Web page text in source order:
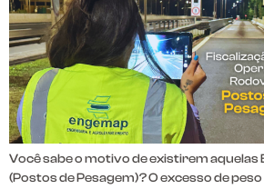
Você sabe o motivo de existirem aquelas
(Postos de Pesagem)? O excesso de